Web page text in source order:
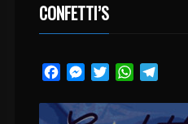
CONFETTI’S
FacebookMessenger
TwitterWhatsApp